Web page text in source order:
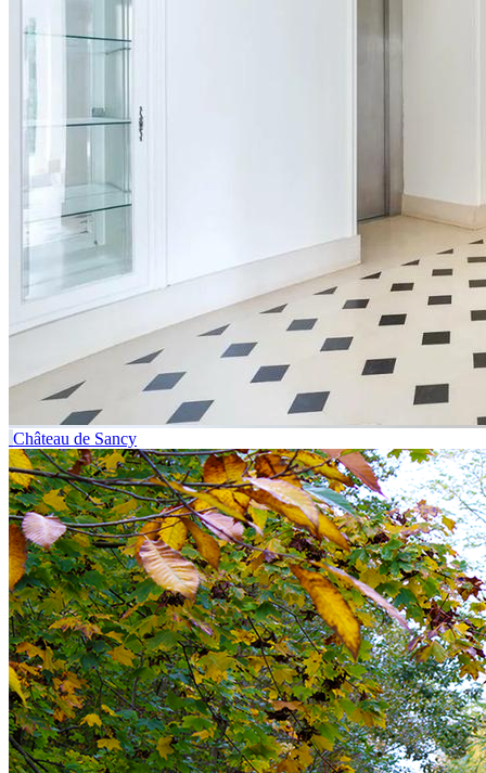
Château de Sancy